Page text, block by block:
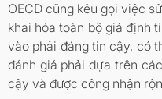
OECD cũng kêu gọi việc
khai hóa toàn bộ giả định
vào phải đáng tin cậy, có
đánh giá phải dựa trên
cậy và được công nhận